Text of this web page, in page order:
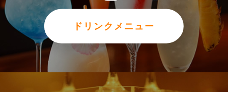
ドリンクメニュー